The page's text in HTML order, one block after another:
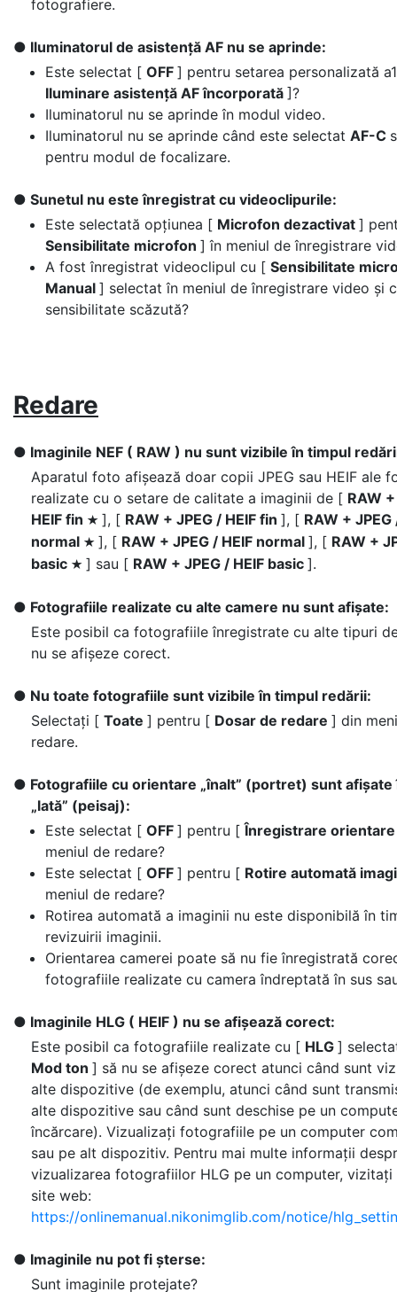
fotografiere.
Iluminatorul de asistență AF nu se aprinde:
Este selectat [ OFF ] pentru setarea personalizată
Iluminare asistență AF încorporată ]?
Iluminatorul nu se aprinde în modul video.
Iluminatorul nu se aprinde când este selectat AF-C
pentru modul de focalizare.
Sunetul nu este înregistrat cu videoclipurile:
Este selectată opțiunea [ Microfon dezactivat ]
Sensibilitate microfon ] în meniul de înregistrare
A fost înregistrat videoclipul cu [ Sensibilitate
Manual ] selectat în meniul de înregistrare video și
sensibilitate scăzută?
Redare
Imaginile NEF ( RAW ) nu sunt vizibile în timpul
Aparatul foto afișează doar copii JPEG sau HEIF ale
realizate cu o setare de calitate a imaginii de [ RAW
HEIF fin m ], [ RAW + JPEG / HEIF fin ], [ RAW + JPEG
normal m ], [ RAW + JPEG / HEIF normal ], [ RAW +
basic m ] sau [ RAW + JPEG / HEIF basic ].
Fotografiile realizate cu alte camere nu sunt afișate:
Este posibil ca fotografiile înregistrate cu alte tipuri
nu se afișeze corect.
Nu toate fotografiile sunt vizibile în timpul redării:
Selectați [ Toate ] pentru [ Dosar de redare ] din
redare.
Fotografiile cu orientare „înalt” (portret) sunt
„lată” (peisaj):
Este selectat [ OFF ] pentru [Înregistrare
meniul de redare?
Este selectat [ OFF ] pentru [ Rotire automată
meniul de redare?
Rotirea automată a imaginii nu este disponibilă în
revizuirii imaginii.
Orientarea camerei poate să nu fie înregistrată
fotografiile realizate cu camera îndreptată în sus
Imaginile HLG ( HEIF ) nu se afișează corect:
Este posibil ca fotografiile realizate cu [ HLG ]
Mod ton ] să nu se afișeze corect atunci când sunt
alte dispozitive (de exemplu, atunci când sunt
alte dispozitive sau când sunt deschise pe un
încărcare). Vizualizați fotografiile pe un computer
sau pe alt dispozitiv. Pentru mai multe informații
vizualizarea fotografiilor HLG pe un computer, vizitați
site web:
https://onlinemanual.nikonimglib.com/notice/
Imaginile nu pot fi șterse:
Sunt imaginile protejate?